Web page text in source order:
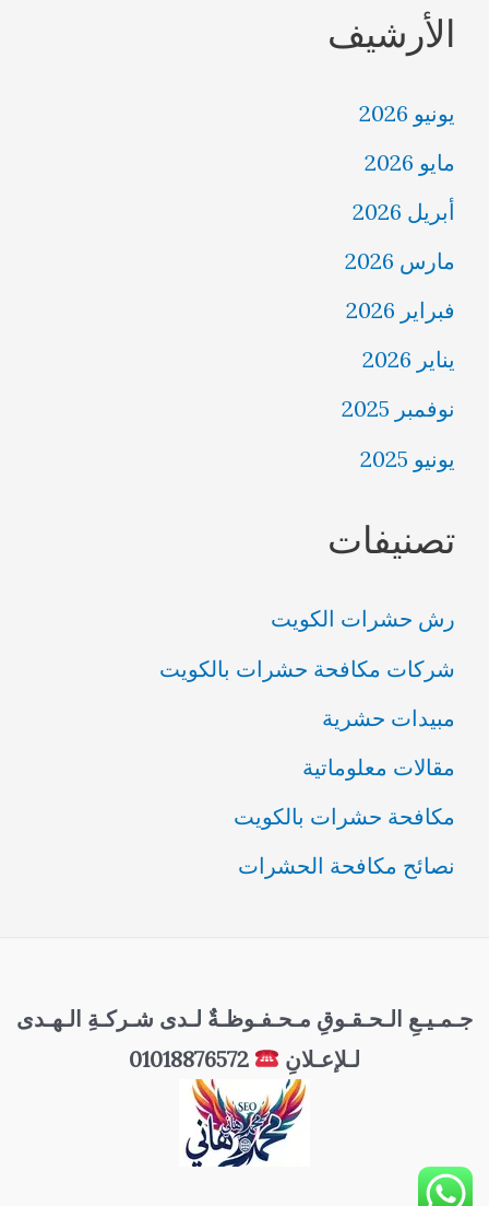
الأرشيف
يونيو 2026
مايو 2026
أبريل 2026
مارس 2026
فبراير 2026
يناير 2026
نوفمبر 2025
يونيو 2025
تصنيفات
رش حشرات الكويت
شركات مكافحة حشرات بالكويت
مبيدات حشرية
مقالات معلوماتية
مكافحة حشرات بالكويت
نصائح مكافحة الحشرات
جـمـيـعِ الـحـقـوقِ مـحـفـوظـةٌ لـدى شـركـةِ الـهـدى
لـلإعـلانِ